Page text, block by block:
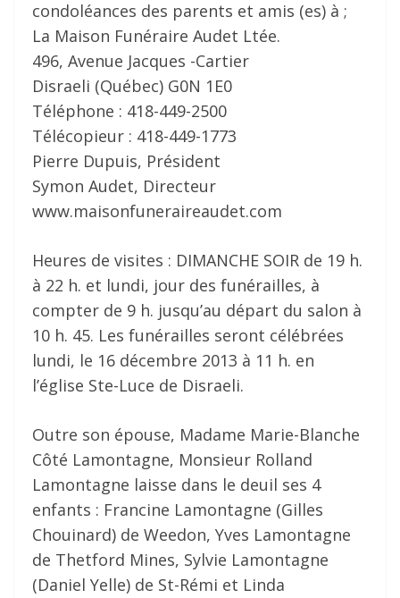
condoléances des parents et amis (es) à ;
La Maison Funéraire Audet Ltée.
496, Avenue Jacques -Cartier
Disraeli (Québec) G0N 1E0
Téléphone : 418-449-2500
Télécopieur : 418-449-1773
Pierre Dupuis, Président
Symon Audet, Directeur
www.maisonfuneraireaudet.com
Heures de visites : DIMANCHE SOIR de 19 h.
à 22 h. et lundi, jour des funérailles, à
compter de 9 h. jusqu’au départ du salon à
10 h. 45. Les funérailles seront célébrées
lundi, le 16 décembre 2013 à 11 h. en
l’église Ste-Luce de Disraeli.
Outre son épouse, Madame Marie-Blanche
Côté Lamontagne, Monsieur Rolland
Lamontagne laisse dans le deuil ses 4
enfants : Francine Lamontagne (Gilles
Chouinard) de Weedon, Yves Lamontagne
de Thetford Mines, Sylvie Lamontagne
(Daniel Yelle) de St-Rémi et Linda